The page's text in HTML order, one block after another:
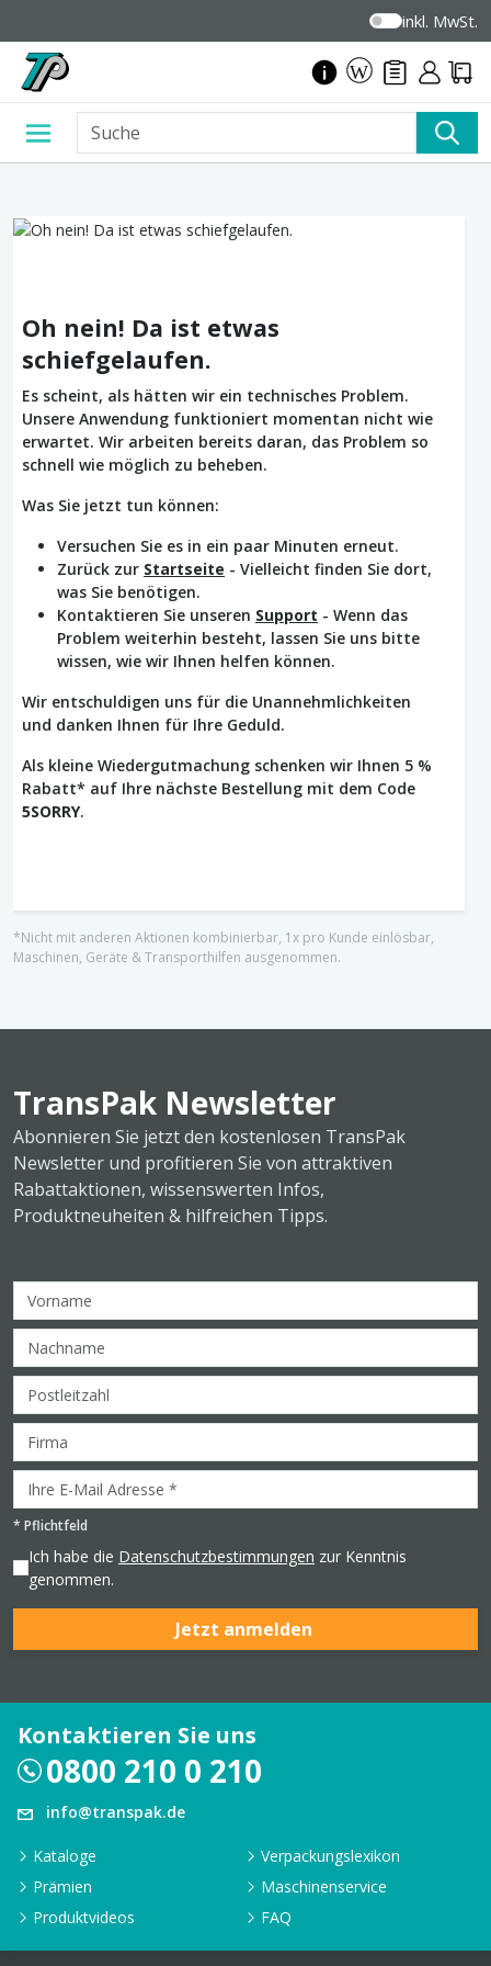
inkl. MwSt.
Oh nein! Da ist etwas
schiefgelaufen.
Es scheint, als hätten wir ein technisches Problem.
Unsere Anwendung funktioniert momentan nicht wie
erwartet. Wir arbeiten bereits daran, das Problem so
schnell wie möglich zu beheben.
Was Sie jetzt tun können:
Versuchen Sie es in ein paar Minuten erneut.
Zurück zur Startseite - Vielleicht finden Sie dort,
was Sie benötigen.
Kontaktieren Sie unseren Support - Wenn das
Problem weiterhin besteht, lassen Sie uns bitte
wissen, wie wir Ihnen helfen können.
Wir entschuldigen uns für die Unannehmlichkeiten
und danken Ihnen für Ihre Geduld.
Als kleine Wiedergutmachung schenken wir Ihnen 5 %
Rabatt* auf Ihre nächste Bestellung mit dem Code
5SORRY.
*Nicht mit anderen Aktionen kombinierbar, 1x pro Kunde einlösbar,
Maschinen, Geräte & Transporthilfen ausgenommen.
TransPak Newsletter
Abonnieren Sie jetzt den kostenlosen TransPak
Newsletter und profitieren Sie von attraktiven
Rabattaktionen, wissenswerten Infos,
Produktneuheiten & hilfreichen Tipps.
* Pflichtfeld
Ich habe die Datenschutzbestimmungen zur Kenntnis
genommen.
Jetzt anmelden
Kontaktieren Sie uns
0800 210 0 210
info@transpak.de
Kataloge
Verpackungslexikon
Prämien
Maschinenservice
Produktvideos
FAQ